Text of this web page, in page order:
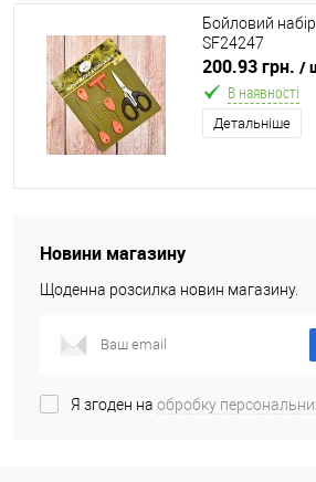
Бойловий
SF24247
200.93 грн. /
В наявності
Детальніше
Новини магазину
Щоденна розсилка новин магазину.
Я згоден на обробку